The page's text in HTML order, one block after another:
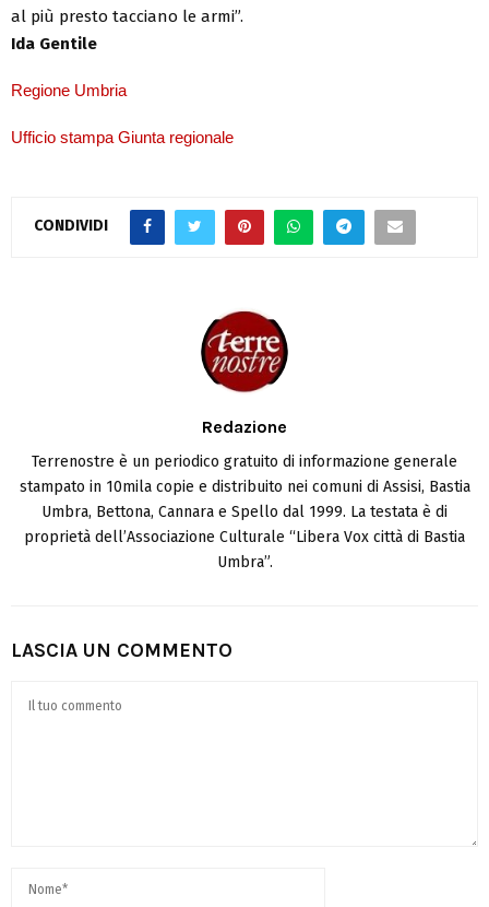
al più presto tacciano le armi”.
Ida Gentile
Regione Umbria
Ufficio stampa Giunta regionale
CONDIVIDI
Redazione
Terrenostre è un periodico gratuito di informazione generale
stampato in 10mila copie e distribuito nei comuni di Assisi, Bastia
Umbra, Bettona, Cannara e Spello dal 1999. La testata è di
proprietà dell’Associazione Culturale “Libera Vox città di Bastia
Umbra”.
LASCIA UN COMMENTO